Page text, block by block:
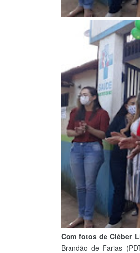
Com fotos de Cléber
Brandão de Farias